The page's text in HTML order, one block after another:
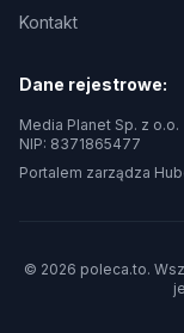
Kontakt
Dane rejestrowe:
Media Planet Sp. z o.o.
NIP: 8371865477
Portalem zarządza
© 2026 poleca.to.